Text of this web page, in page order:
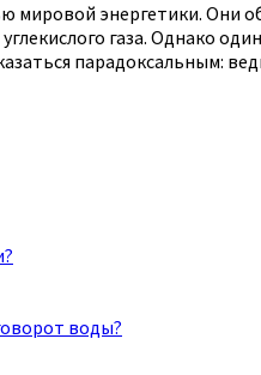
мировой энергетики.
газа. Однако
парадоксальным:
воды?